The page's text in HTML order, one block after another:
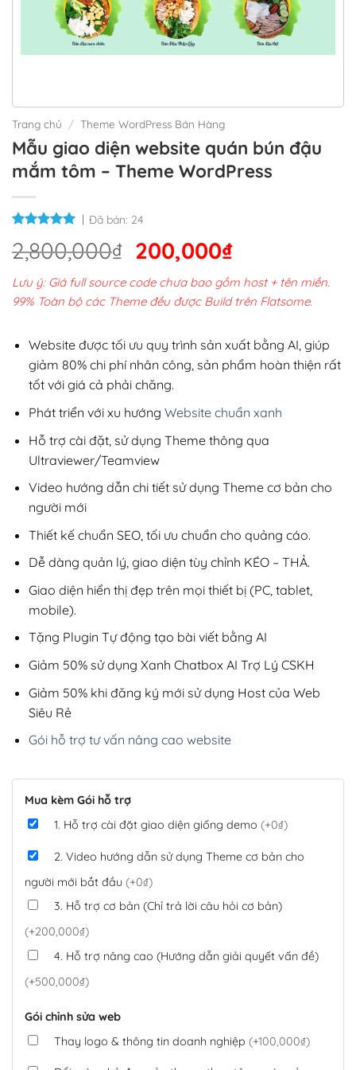
Trang chủ / Theme WordPress Bán Hàng
Mẫu giao diện website quán bún đậu
mắm tôm – Theme WordPress
Đã bán: 24
2,800,000₫ Giá
gốc
là:
2,800,000₫.
200,000₫Giá
hiện
tại
200,000₫.
Lưu ý: Giá full source code chưa bao gồm host + tên miền.
99% Toàn bộ các Theme đều được Build trên Flatsome.
Website được tối ưu quy trình sản xuất bằng AI, giúp
giảm 80% chi phí nhân công, sản phẩm hoàn thiện rất
tốt với giá cả phải chăng.
Phát triển với xu hướng Website chuẩn xanh
Hỗ trợ cài đặt, sử dụng Theme thông qua
Ultraviewer/Teamview
Video hướng dẫn chi tiết sử dụng Theme cơ bản cho
người mới
Thiết kế chuẩn SEO, tối ưu chuẩn cho quảng cáo.
Dễ dàng quản lý, giao diện tùy chỉnh KÉO – THẢ.
Giao diện hiển thị đẹp trên mọi thiết bị (PC, tablet,
mobile).
Tặng Plugin Tự động tạo bài viết bằng AI
Giảm 50% sử dụng Xanh Chatbox AI Trợ Lý CSKH
Giảm 50% khi đăng ký mới sử dụng Host của Web
Siêu Rẻ
Gói hỗ trợ tư vấn nâng cao website
Mua kèm Gói hỗ trợ
1. Hỗ trợ cài đặt giao diện giống demo (+0₫)
2. Video hướng dẫn sử dụng Theme cơ bản cho
người mới bắt đầu (+0₫)
3. Hỗ trợ cơ bản (Chỉ trả lời câu hỏi cơ bản)
(+200,000₫)
4. Hỗ trợ nâng cao (Hướng dẫn giải quyết vấn đề)
(+500,000₫)
Gói chỉnh sửa web
Thay logo & thông tin doanh nghiệp (+100,000₫)